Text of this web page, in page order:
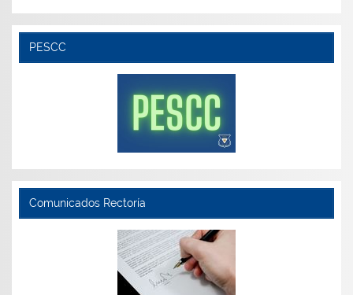
PESCC
Comunicados Rectoría